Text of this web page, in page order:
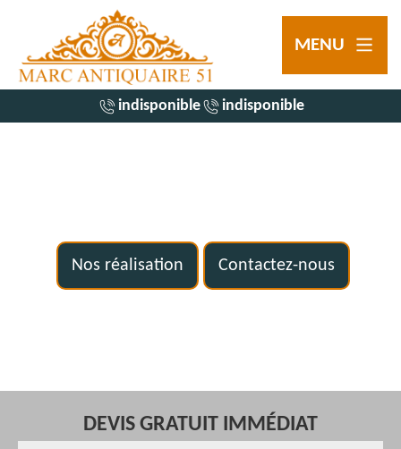
MENU
indisponible indisponible
Nos réalisation Contactez-nous
DEVIS GRATUIT IMMÉDIAT